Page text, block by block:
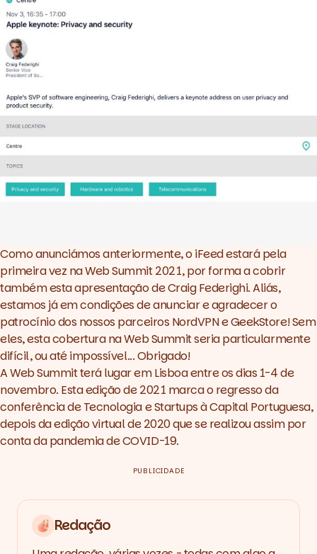
Como anunciámos anteriormente, o iFeed estará pela
primeira vez na Web Summit 2021, por forma a cobrir
também esta apresentação de Craig Federighi. Aliás,
estamos já em condições de anunciar e agradecer o
patrocínio dos nossos parceirosNordVPNeGeekStore! Sem
eles, esta cobertura na Web Summit seria particularmente
difícil, ou até impossível... Obrigado!
A Web Summit terá lugar em Lisboa entre os dias 1-4 de
novembro. Esta edição de 2021 marca o regresso da
conferência de Tecnologia e Startups à Capital Portuguesa,
depois da edição virtual de 2020 que se realizou assim por
conta da pandemia de COVID-19.
PUBLICIDADE
Redação